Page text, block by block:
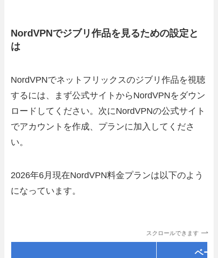
NordVPNでジブリ作品を見るための設定と
は
NordVPNでネットフリックスのジブリ作品を視聴
するには、まず公式サイトからNordVPNをダウン
ロードしてください。次にNordVPNの公式サイト
でアカウントを作成、プランに加入してくださ
い。
2026年6月現在NordVPN料金プランは以下のよう
になっています。
スクロールできます
ベー